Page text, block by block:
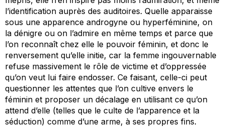
l’identification auprès des auditoires. Quelle apparaisse
sous une apparence androgyne ou hyperféminine, on
la dénigre ou on l’admire en même temps et parce que
l’on reconnaît chez elle le pouvoir féminin, et donc le
renversement qu’elle initie, car la femme ingouvernable
refuse massivement le rôle de victime et d’oppressée
qu’on veut lui faire endosser. Ce faisant, celle-ci peut
questionner les attentes que l’on cultive envers le
féminin et proposer un décalage en utilisant ce qu’on
attend d’elle (telles que le culte de l’apparence et la
séduction) comme d’une arme, à ses propres fins.